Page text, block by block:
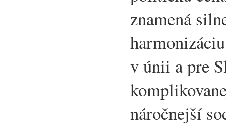
znamená
v únii a pre
náročnejší